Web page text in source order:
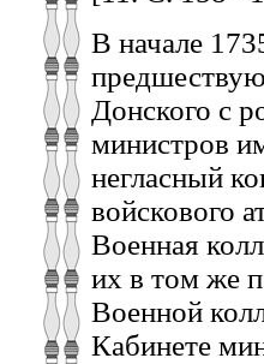
В начале
Донского с
министров
негласный
войскового
Военная
их в том же
Военной
Кабинете